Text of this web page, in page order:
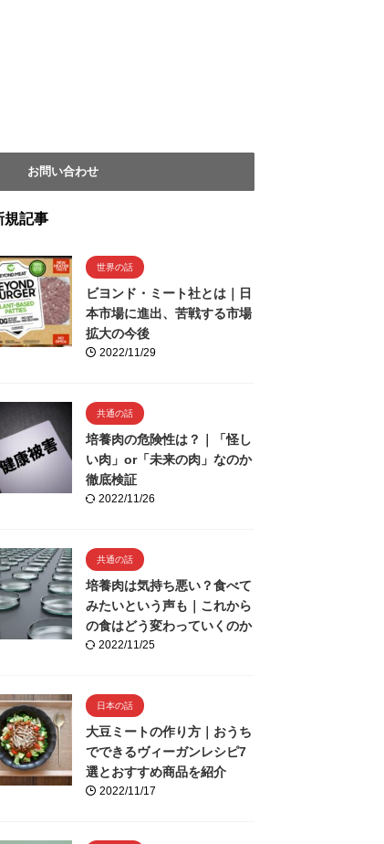
お問い合わせ
規記事
世界の話
ビヨンド・ミート社とは｜日
本市場に進出、苦戦する市場
拡大の今後
2022/11/29
共通の話
培養肉の危険性は？｜「怪し
い肉」or「未来の肉」なのか
徹底検証
2022/11/26
共通の話
培養肉は気持ち悪い？食べて
みたいという声も｜これから
の食はどう変わっていくのか
2022/11/25
日本の話
大豆ミートの作り方｜おうち
でできるヴィーガンレシピ7
選とおすすめ商品を紹介
2022/11/17